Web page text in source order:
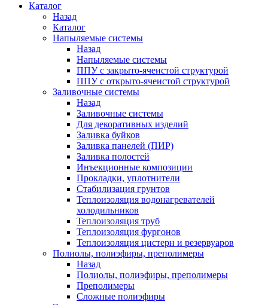
Каталог
Назад
Каталог
Напыляемые системы
Назад
Напыляемые системы
ППУ с закрыто-ячеистой структурой
ППУ с открыто-ячеистой структурой
Заливочные системы
Назад
Заливочные системы
Для декоративных изделий
Заливка буйков
Заливка панелей (ПИР)
Заливка полостей
Инъекционные композиции
Прокладки, уплотнители
Стабилизация грунтов
Теплоизоляция водонагревателей
холодильников
Теплоизоляция труб
Теплоизоляция фургонов
Теплоизоляция цистерн и резервуаров
Полиолы, полиэфиры, преполимеры
Назад
Полиолы, полиэфиры, преполимеры
Преполимеры
Сложные полиэфиры